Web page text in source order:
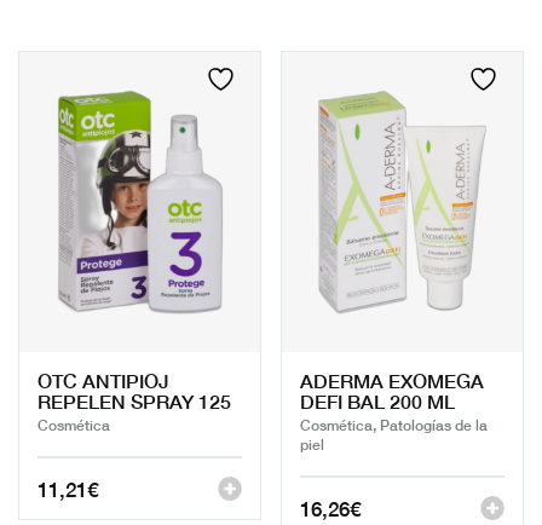
OTC ANTIPIOJ
REPELEN SPRAY 125
Cosmética
11,21€
ADERMA EXOMEGA
DEFI BAL 200 ML
Cosmética, Patologías de la
piel
16,26€